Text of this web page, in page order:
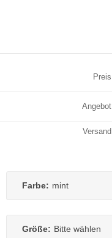
Preis
Angebot
Versand
Farbe: mint
Größe: Bitte wählen